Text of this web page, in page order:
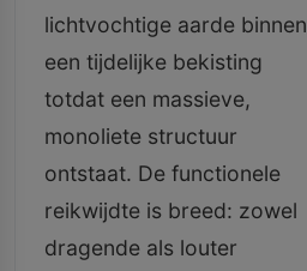
lichtvochtige aarde binnen
een tijdelijke bekisting
totdat een massieve,
monoliete structuur
ontstaat. De functionele
reikwijdte is breed: zowel
dragende als louter